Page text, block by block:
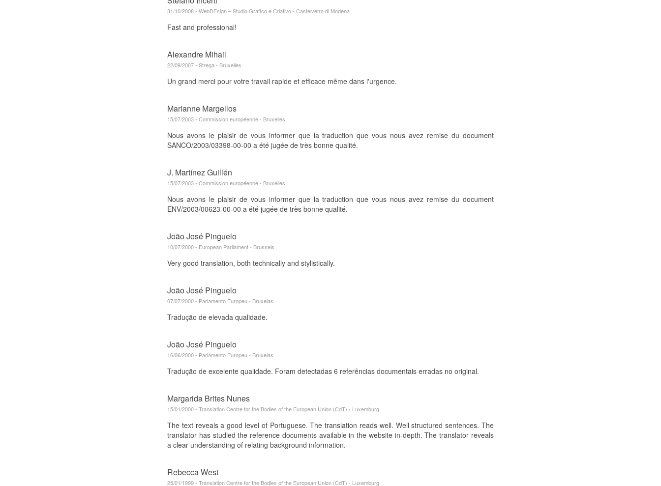
31/10/2008 - WebDEsign – Studio Grafico e Criativo - Castelvetro di Modena
Fast and professional!
Alexandre Mihail
22/09/2007 - Strega - Bruxelles
Un grand merci pour votre travail rapide et efficace même dans l'urgence.
Marianne Margellos
15/07/2003 - Commission européenne - Bruxelles
Nous avons le plaisir de vous informer que la traduction que vous nous avez remise du document
SANCO/2003/03398-00-00 a été jugée de très bonne qualité.
J. Martínez Guillén
15/07/2003 - Commission européenne - Bruxelles
Nous avons le plaisir de vous informer que la traduction que vous nous avez remise du document
ENV/2003/00623-00-00 a été jugée de très bonne qualité.
João José Pinguelo
10/07/2000 - European Parliament - Brussels
Very good translation, both technically and stylistically.
João José Pinguelo
07/07/2000 - Parlamento Europeu - Bruxelas
Tradução de elevada qualidade.
João José Pinguelo
16/06/2000 - Parlamento Europeu - Bruxelas
Tradução de excelente qualidade. Foram detectadas 6 referências documentais erradas no original.
Margarida Brites Nunes
15/01/2000 - Translation Centre for the Bodies of the European Union (CdT) - Luxemburg
The text reveals a good level of Portuguese. The translation reads well. Well structured sentences. The
translator has studied the reference documents available in the website in-depth. The translator reveals
a clear understanding of relating background information.
Rebecca West
25/01/1999 - Translation Centre for the Bodies of the European Union (CdT) - Luxemburg